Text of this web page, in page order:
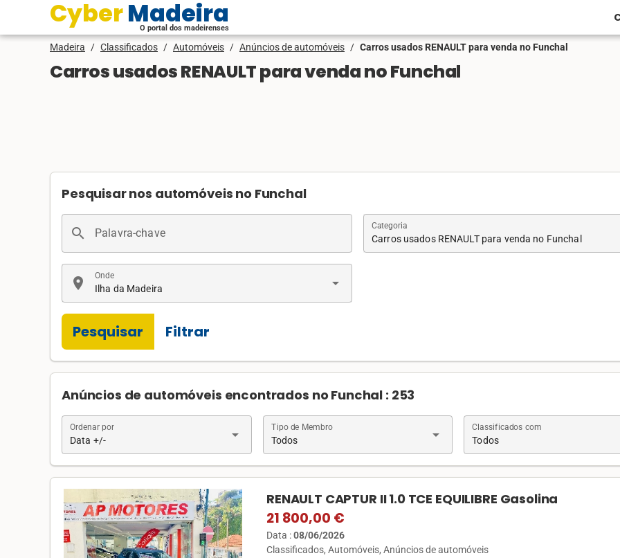
Cyber Madeira
O portal dos madeirenses
Madeira / Classificados / Automóveis / Anúncios de automóveis / Carros usados RENAULT para venda no Funchal
Carros usados RENAULT para venda no Funchal
Pesquisar nos automóveis no Funchal
search Palavra-chave Carros usados RENAULT para venda no Funchal
Categoria
location_on Ilha da Madeira
Onde arrow_drop_down
Pesquisar Filtrar
Anúncios de automóveis encontrados no Funchal : 253
Data +/-
Ordenar por arrow_drop_down Todos
Tipo de Membro arrow_drop_down Todos
Classificados com
RENAULT CAPTUR II 1.0 TCE EQUILIBRE Gasolina
21 800,00 €
Data :08/06/2026
Classificados Automóveis Anúncios de automóveis